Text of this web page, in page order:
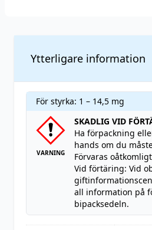
Engångs
vape)
mängd
Ytterligare information
För styrka: 1 – 14,5 mg
VARNING
SKADLIG VID
Ha förpackning
hands om du
Förvaras
Vid förtäring: Vid
all information på
bipacksedeln.